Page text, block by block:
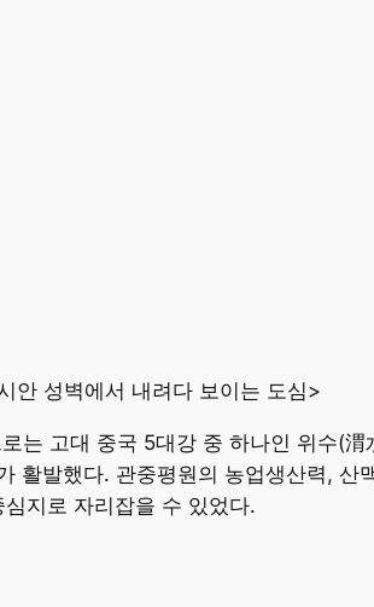
안 성벽에서 내려다 보이는 도심>
는 고대 중국 5대강 중 하나인 위수(渭
활발했다. 관중평원의 농업생산력, 산
지로 자리잡을 수 있었다.